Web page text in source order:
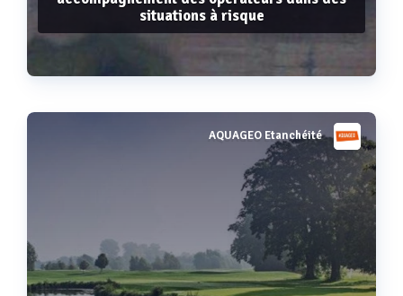
situations à risque
Voir plusAQUAGEO Etanchéité